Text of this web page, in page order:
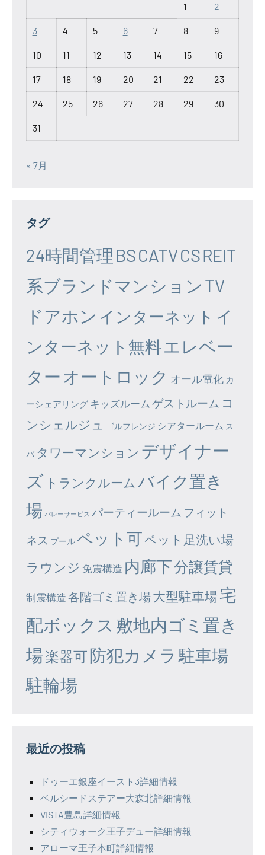
1 2
3 4 5 6 7 8 9
10 11 12 13 14 15 16
17 18 19 20 21 22 23
24 25 26 27 28 29 30
31
« 7月
タグ
24時間管理 BSCATVCSREIT
系ブランドマンション TV
ドアホン インターネット イ
ンターネット無料エレベー
ター オートロック オール電化 カ
ーシェアリング キッズルーム ゲストルーム コ
ンシェルジュ
ゴルフレンジ シアタールーム ス
パ タワーマンション デザイナー
ズ トランクルーム バイク置き
場 バレーサービス パーティールーム フィット
ネス プール ペット可ペット足洗い場
ラウンジ 免震構造 内廊下分譲賃貸
制震構造 各階ゴミ置き場大型駐車場宅
配ボックス 敷地内ゴミ置き
場楽器可防犯カメラ 駐車場
駐輪場
最近の投稿
ドゥーエ銀座イースト3詳細情報
ベルシードステアー大森北詳細情報
VISTA豊島詳細情報
シティウォーク王子デュー詳細情報
アローマ王子本町詳細情報